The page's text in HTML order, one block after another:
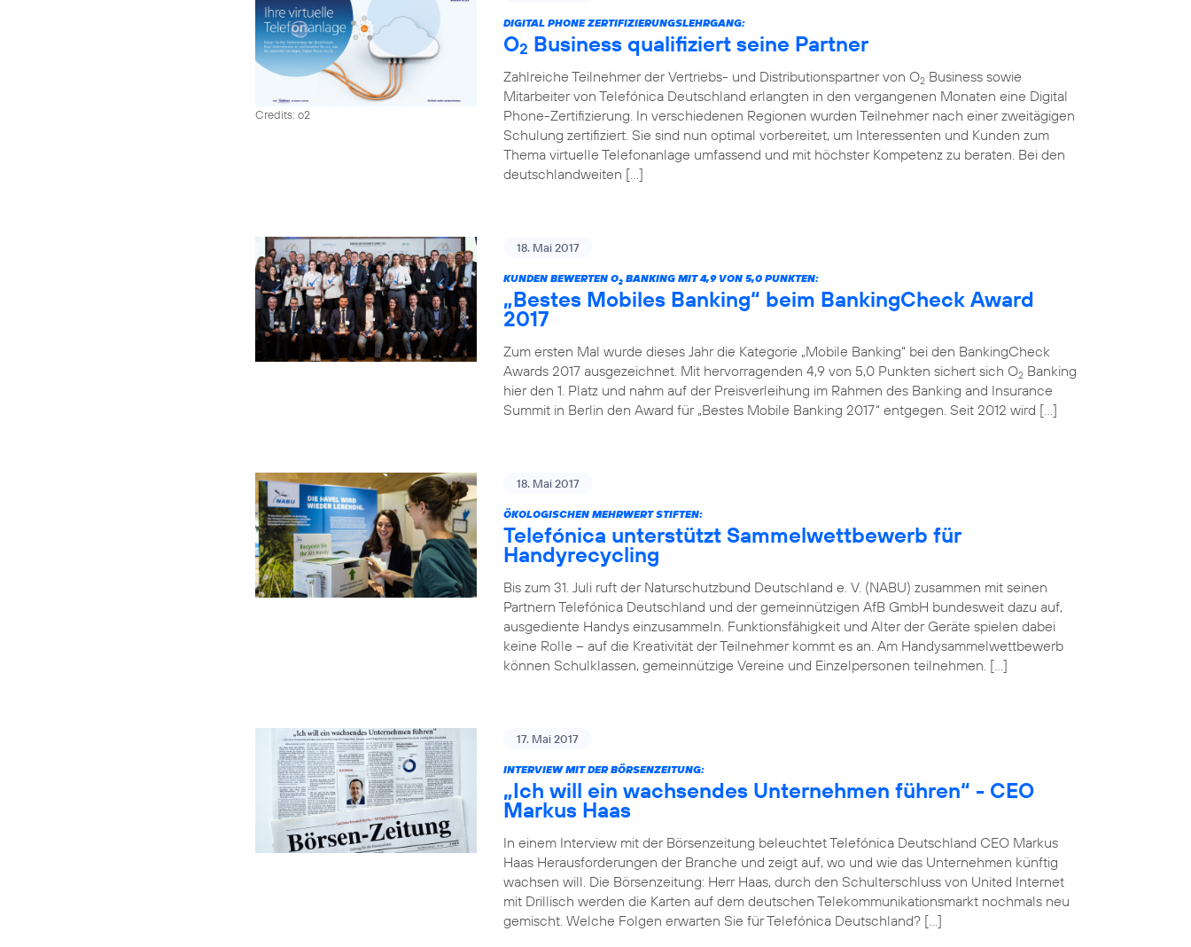
Credits: o2
DIGITAL PHONE ZERTIFIZIERUNGSLEHRGANG:
O2 Business qualifiziert seine Partner
Zahlreiche Teilnehmer der Vertriebs- und Distributionspartner von O2 Business sowie
Mitarbeiter von Telefónica Deutschland erlangten in den vergangenen Monaten eine Digital
Phone-Zertifizierung. In verschiedenen Regionen wurden Teilnehmer nach einer zweitägigen
Schulung zertifiziert. Sie sind nun optimal vorbereitet, um Interessenten und Kunden zum
Thema virtuelle Telefonanlage umfassend und mit höchster Kompetenz zu beraten. Bei den
deutschlandweiten […]
18. Mai 2017
KUNDEN BEWERTEN O2 BANKING MIT 4,9 VON 5,0 PUNKTEN:
„Bestes Mobiles Banking“ beim BankingCheck Award
2017
Zum ersten Mal wurde dieses Jahr die Kategorie „Mobile Banking“ bei den BankingCheck
Awards 2017 ausgezeichnet. Mit hervorragenden 4,9 von 5,0 Punkten sichert sich O2 Banking
hier den 1. Platz und nahm auf der Preisverleihung im Rahmen des Banking and Insurance
Summit in Berlin den Award für „Bestes Mobile Banking 2017“ entgegen. Seit 2012 wird […]
18. Mai 2017
ÖKOLOGISCHEN MEHRWERT STIFTEN:
Telefónica unterstützt Sammelwettbewerb für
Handyrecycling
Bis zum 31. Juli ruft der Naturschutzbund Deutschland e. V. (NABU) zusammen mit seinen
Partnern Telefónica Deutschland und der gemeinnützigen AfB GmbH bundesweit dazu auf,
ausgediente Handys einzusammeln. Funktionsfähigkeit und Alter der Geräte spielen dabei
keine Rolle – auf die Kreativität der Teilnehmer kommt es an. Am Handysammelwettbewerb
können Schulklassen, gemeinnützige Vereine und Einzelpersonen teilnehmen. […]
17. Mai 2017
INTERVIEW MIT DER BÖRSENZEITUNG:
„Ich will ein wachsendes Unternehmen führen“ - CEO
Markus Haas
In einem Interview mit der Börsenzeitung beleuchtet Telefónica Deutschland CEO Markus
Haas Herausforderungen der Branche und zeigt auf, wo und wie das Unternehmen künftig
wachsen will. Die Börsenzeitung: Herr Haas, durch den Schulterschluss von United Internet
mit Drillisch werden die Karten auf dem deutschen Telekommunikationsmarkt nochmals neu
gemischt. Welche Folgen erwarten Sie für Telefónica Deutschland? […]